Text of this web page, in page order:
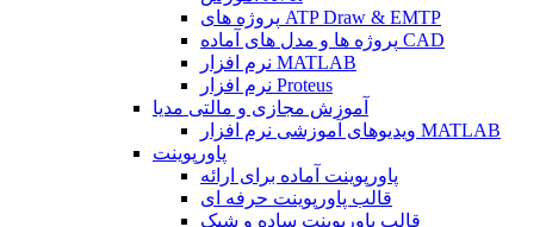
پروژه های ATP Draw & EMTP
پروژه ها و مدل های آماده CAD
نرم افزار MATLAB
نرم افزار Proteus
آموزش مجازی و مالتی مدیا
ویدیوهای آموزشی نرم افزار MATLAB
پاورپوینت
پاورپوینت آماده برای ارائه
قالب پاورپوینت حرفه ای
قالب پاورپوینت ساده و شیک